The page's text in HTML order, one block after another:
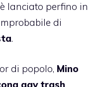
è lanciato perfino in
di
.
di popolo, Mino
gay trash